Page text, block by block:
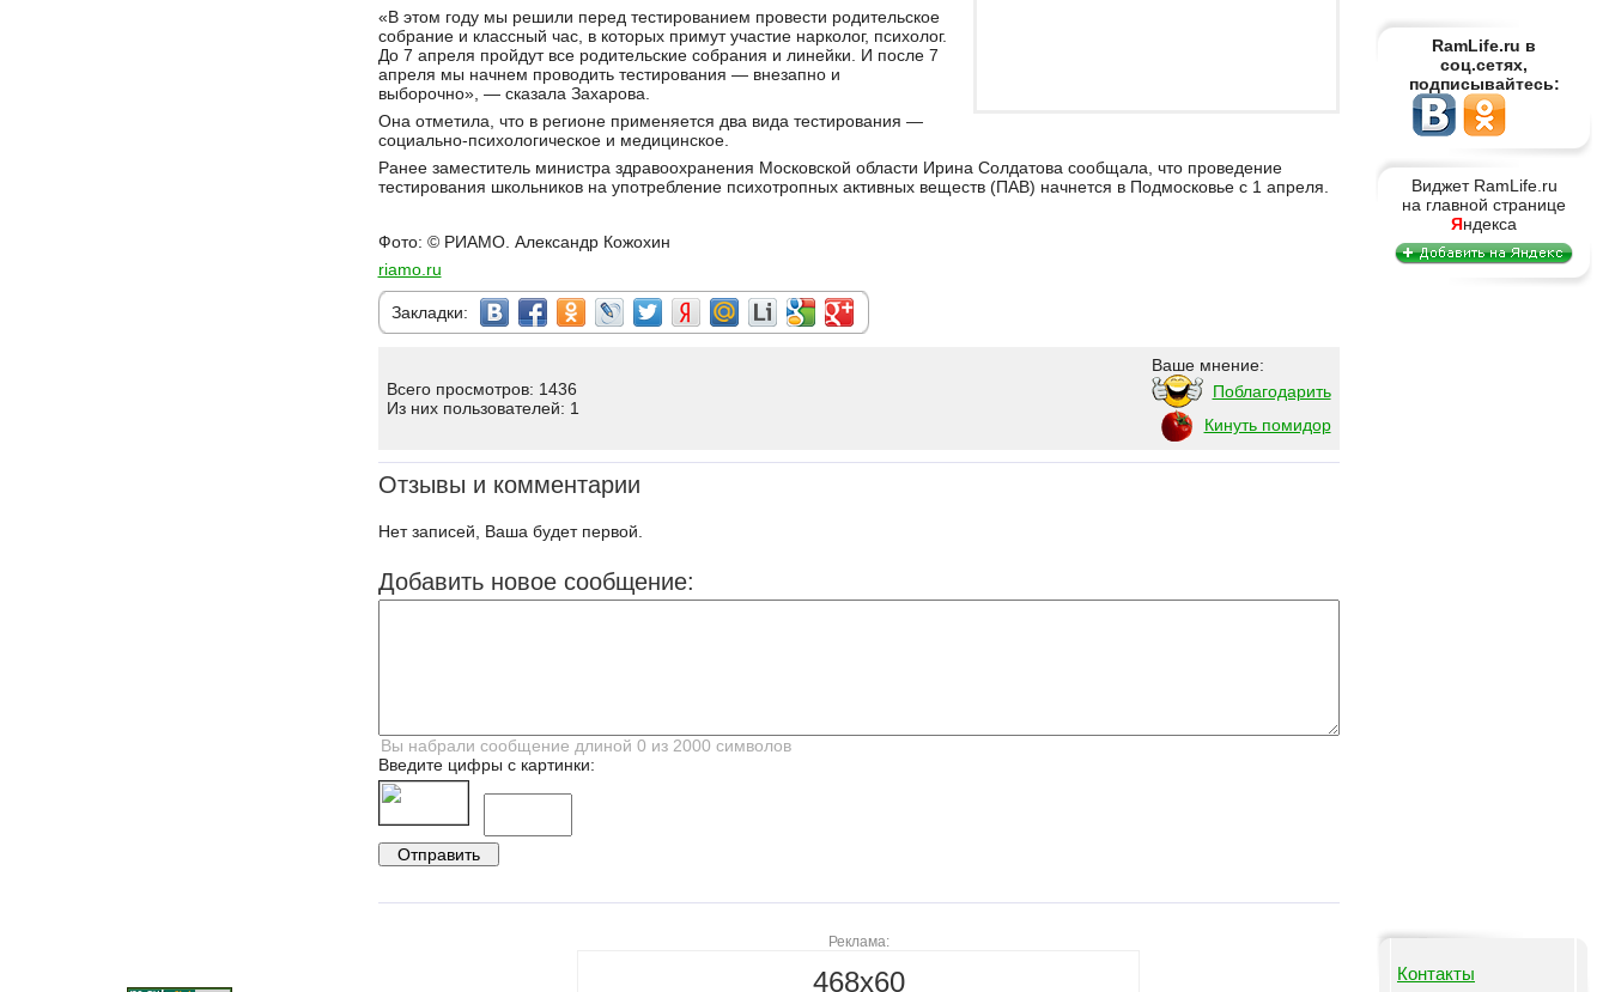
«В этом году мы решили перед тестированием провести родительское
собрание и классный час, в которых примут участие нарколог, психолог.
До 7 апреля пройдут все родительские собрания и линейки. И после 7
апреля мы начнем проводить тестирования — внезапно и
выборочно», — сказала Захарова.
Она отметила, что в регионе применяется два вида тестирования —
социально-психологическое и медицинское.
Ранее заместитель министра здравоохранения Московской области Ирина Солдатова сообщала, что проведение
тестирования школьников на употребление психотропных активных веществ (ПАВ) начнется в Подмосковье с 1 апреля.
Фото: © РИАМО. Александр Кожохин
riamo.ru
Закладки:
Всего просмотров: 1436
Из них пользователей: 1
Ваше мнение:
Поблагодарить
Кинуть помидор
Отзывы и комментарии
Нет записей, Ваша будет первой.
Добавить новое сообщение:
Введите цифры с картинки:
RamLife.ru в
соц.сетях,
подписывайтесь:
Виджет RamLife.ru
на главной странице
Яндекса
Реклама:
468x60 Контакты